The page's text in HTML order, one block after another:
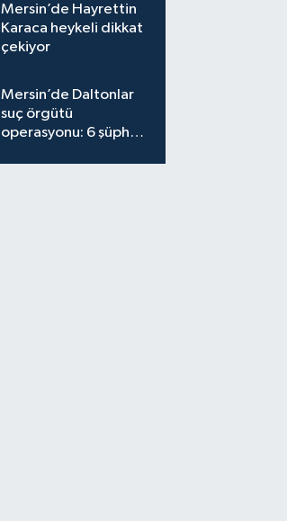
Mersin’de Hayrettin
Karaca heykeli dikkat
çekiyor
Mersin’de Daltonlar
suç örgütü
operasyonu: 6 şüpheli